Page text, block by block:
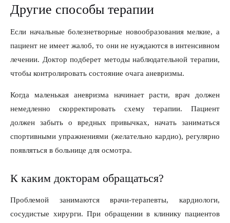
Другие способы терапии
Если начальные болезнетворные новообразования мелкие, а
пациент не имеет жалоб, то они не нуждаются в интенсивном
лечении. Доктор подберет методы наблюдательной терапии,
чтобы контролировать состояние очага аневризмы.
Когда маленькая аневризма начинает расти, врач должен
немедленно скорректировать схему терапии. Пациент
должен забыть о вредных привычках, начать заниматься
спортивными упражнениями (желательно кардио), регулярно
появляться в больнице для осмотра.
К каким докторам обращаться?
Проблемой занимаются врачи-терапевты, кардиологи,
сосудистые хирурги. При обращении в клинику пациентов